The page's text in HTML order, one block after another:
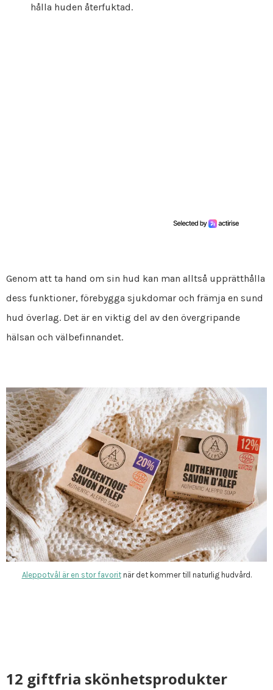
hålla huden återfuktad.
Genom att ta hand om sin hud kan man alltså upprätthålla
dess funktioner, förebygga sjukdomar och främja en sund
hud överlag. Det är en viktig del av den övergripande
hälsan och välbefinnandet.
Aleppotvål är en stor favoritnär det kommer till naturlig hudvård.
12 giftfria skönhetsprodukter